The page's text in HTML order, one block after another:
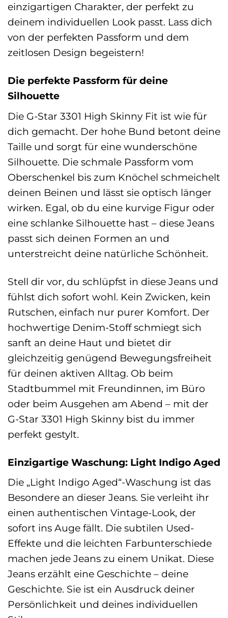
einzigartigen Charakter, der perfekt zu
deinem individuellen Look passt. Lass dich
von der perfekten Passform und dem
zeitlosen Design begeistern!
Die perfekte Passform für deine
Silhouette
Die G-Star 3301 High Skinny Fit ist wie für
dich gemacht. Der hohe Bund betont deine
Taille und sorgt für eine wunderschöne
Silhouette. Die schmale Passform vom
Oberschenkel bis zum Knöchel schmeichelt
deinen Beinen und lässt sie optisch länger
wirken. Egal, ob du eine kurvige Figur oder
eine schlanke Silhouette hast – diese Jeans
passt sich deinen Formen an und
unterstreicht deine natürliche Schönheit.
Stell dir vor, du schlüpfst in diese Jeans und
fühlst dich sofort wohl. Kein Zwicken, kein
Rutschen, einfach nur purer Komfort. Der
hochwertige Denim-Stoff schmiegt sich
sanft an deine Haut und bietet dir
gleichzeitig genügend Bewegungsfreiheit
für deinen aktiven Alltag. Ob beim
Stadtbummel mit Freundinnen, im Büro
oder beim Ausgehen am Abend – mit der
G-Star 3301 High Skinny bist du immer
perfekt gestylt.
Einzigartige Waschung: Light Indigo Aged
Die „Light Indigo Aged“-Waschung ist das
Besondere an dieser Jeans. Sie verleiht ihr
einen authentischen Vintage-Look, der
sofort ins Auge fällt. Die subtilen Used-
Effekte und die leichten Farbunterschiede
machen jede Jeans zu einem Unikat. Diese
Jeans erzählt eine Geschichte – deine
Geschichte. Sie ist ein Ausdruck deiner
Persönlichkeit und deines individuellen